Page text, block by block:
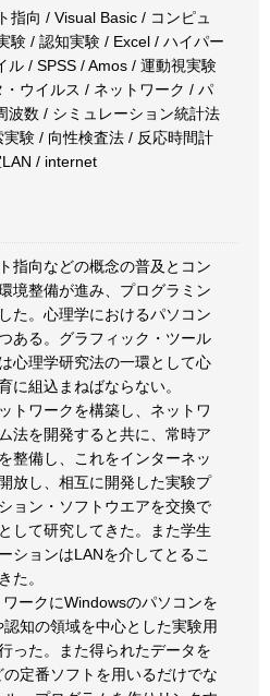
指向 / Visual Basic / コンピュ
験 / 認知実験 / Excel / ハイパー
ル / SPSS / Amos / 運動視実験
ウイルス / ネットワーク / パ
波数 / シミュレーション統計法
験 / 向性検査法 / 反応時間計
/ internet
指向などの概念の普及とコン
境整備が進み、プログラミン
た。心理学におけるパソコン
ある。グラフィック・ツール
心理学研究法の一環として心
に組込まねばならない。
トワークを構築し、ネットワ
法を開発すると共に、常時ア
整備し、これをインターネッ
放し、相互に開発した実験プ
ョン・ソフトウエアを交換で
して研究してきた。また学生
ションはLANを介してとるこ
た。
ークにWindowsのパソコンを
知の領域を中心とした実験用
った。また得られたデータを
定番ソフトを用いるだけでな